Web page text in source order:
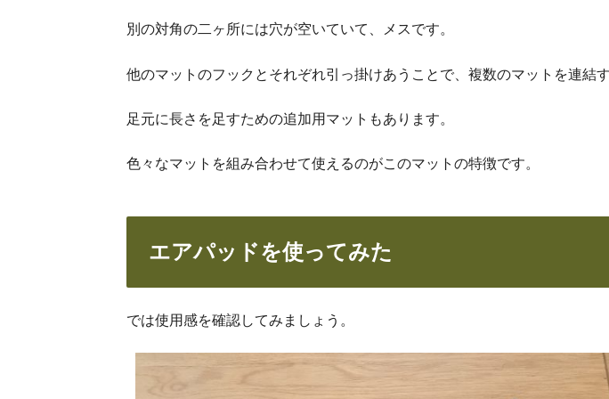
別の対角の二ヶ所には穴が空いていて、メスです。
他のマットのフックとそれぞれ引っ掛けあうことで、複数のマットを連結
足元に長さを足すための追加用マットもあります。
色々なマットを組み合わせて使えるのがこのマットの特徴です。
エアパッドを使ってみた
では使用感を確認してみましょう。